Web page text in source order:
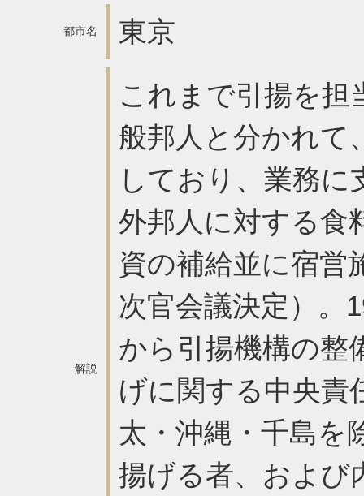
都市名 東京
解説
これまで引揚を担
般邦人と分かれて
しており、業務に
外邦人に対する食
資の補給並に宿営
次官会議決定）。
から引揚機構の整
げに関する中央責
太・沖縄・千島を
揚げる者、および